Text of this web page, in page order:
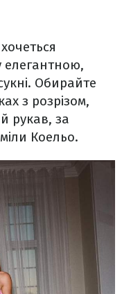
елегантною,
Обирайте
з розрізом,
рукав, за
Коельо.